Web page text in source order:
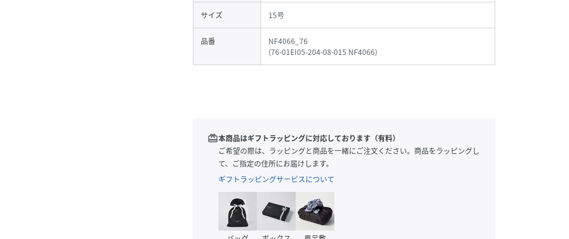
サイズ 15号
品番
NF4066_76
(76-01EI05-204-08-015 NF4066)
redeem本商品はギフトラッピングに対応しております（有料）
ご希望の際は、ラッピングと商品を一緒にご注文ください。商品をラッピングし
て、ご指定の住所にお届けします。
ギフトラッピングサービスについて